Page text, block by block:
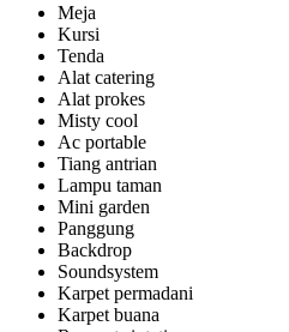
Meja
Kursi
Tenda
Alat catering
Alat prokes
Misty cool
Ac portable
Tiang antrian
Lampu taman
Mini garden
Panggung
Backdrop
Soundsystem
Karpet permadani
Karpet buana